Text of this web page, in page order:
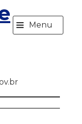
≡ Menu